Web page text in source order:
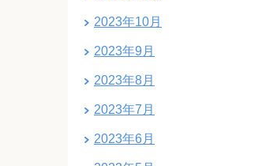
2023年10月
2023年9月
2023年8月
2023年7月
2023年6月